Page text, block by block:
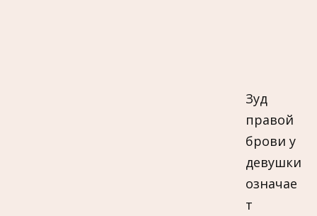
Зуд
правой
брови у
девушки
означае
т